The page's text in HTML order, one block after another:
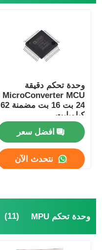
وحدة الطاقة
هوائي اتصالات
موصل
شريحة إدارة الطاقة
وحدة تحكم دقيقة
MicroConverter MCU
24 بت 16 بت مضمنة 62
كيلوبايت
ADuC847BSZ62-5
افضل سعر
نتحدث الآن
وحدة تحكم MPU (11)